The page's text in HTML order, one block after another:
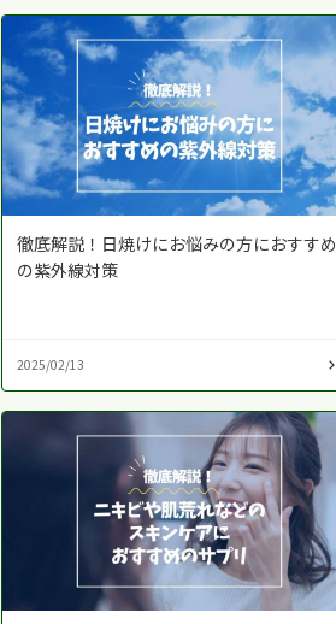
徹底解説！日焼けにお悩みの方におすすめ
の紫外線対策
2025/02/13